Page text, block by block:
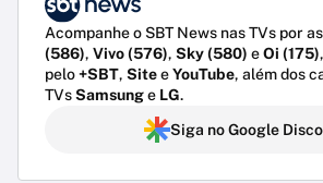
Acompanhe o SBT News nas TVs por
(586), Vivo (576), Sky (580) eOi (175)
pelo+SBT, SiteeYouTube, além dos
TVsSamsunge LG.
Siga no Google